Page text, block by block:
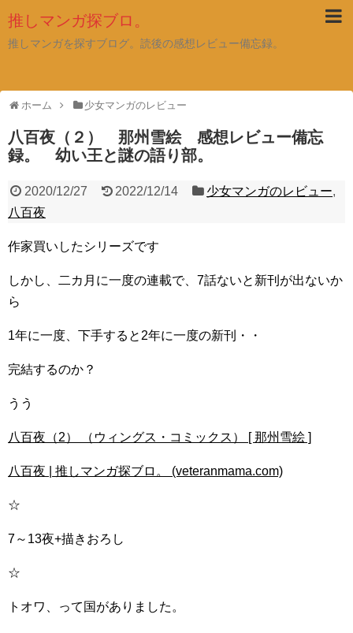
推しマンガ探ブロ。
推しマンガを探すブログ。読後の感想レビュー備忘録。
ホーム 少女マンガのレビュー
八百夜（２） 那州雪絵 感想レビュー備忘
録。 幼い王と謎の語り部。
2020/12/27 2022/12/14 少女マンガのレビュー,
八百夜
作家買いしたシリーズです
しかし、二カ月に一度の連載で、7話ないと新刊が出ないか
ら
1年に一度、下手すると2年に一度の新刊・・
完結するのか？
うう
八百夜（2） （ウィングス・コミックス） [ 那州雪絵 ]
八百夜 | 推しマンガ探ブロ。 (veteranmama.com)
☆
7～13夜+描きおろし
☆
トオワ、って国がありました。